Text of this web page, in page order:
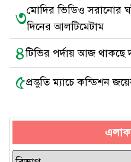
৩মোদির ভিডিও সরানোর
দিনের আলটিমেটাম
৪টিভির পর্দায় আজ থাকছে
৫প্রস্তুতি ম্যাচে কন্ডিশন